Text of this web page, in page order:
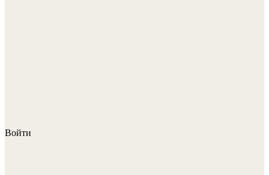
Войти